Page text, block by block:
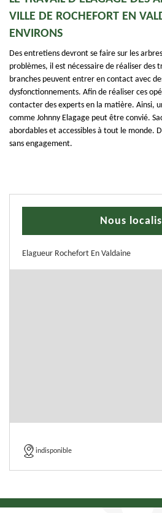
VILLE DE ROCHEFORT EN
ENVIRONS
Des entretiens devront se faire sur les
problèmes, il est nécessaire de réaliser des
branches peuvent entrer en contact avec
dysfonctionnements. Afin de réaliser ces
contacter des experts en la matière. Ainsi,
comme Johnny Elagage peut être convié.
abordables et accessibles à tout le monde.
sans engagement.
Nous
Elagueur Rochefort En Valdaine
indisponible